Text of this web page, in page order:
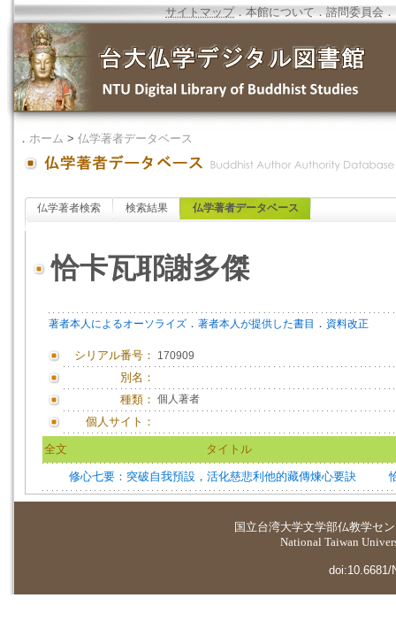
サイトマップ．本館について ．諮問委員会 ．
． ホーム > 仏学著者データベース
仏学著者検索 検索結果 仏学著者データベース
恰卡瓦耶謝多傑
著者本人によるオーソライズ ． 著者本人が提供した書目 ． 資料改正
シリアル番号： 170909
別名：
種類： 個人著者
個人サイト：
全文 タイトル
修心七要：突破自我預設，活化慈悲利他的藏傳煉心要訣
国立台湾大学文学部仏教学セ
National Taiwan
doi:10.6681/